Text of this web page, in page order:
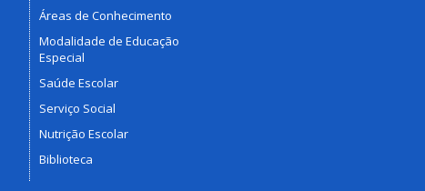
Áreas de Conhecimento
Modalidade de Educação
Especial
Saúde Escolar
Serviço Social
Nutrição Escolar
Biblioteca